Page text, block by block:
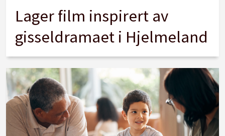
Lager film inspirert av
gisseldramaet i Hjelmeland